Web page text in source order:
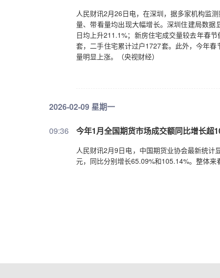
人民财讯2月26日电，在深圳，据多家机构监
量、带看量均出现大幅增长。深圳住建局数
日均上升211.1%；新房住宅成交量较去年春
套，二手住宅累计过户1727套。此外，今年
量明显上涨。（央视财经）
2026-02-09 星期一
09:36 今年1月全国期货市场成交额同比增长超
人民财讯2月9日电，中国期货业协会最新统
元，同比分别增长65.09%和105.14%。整体